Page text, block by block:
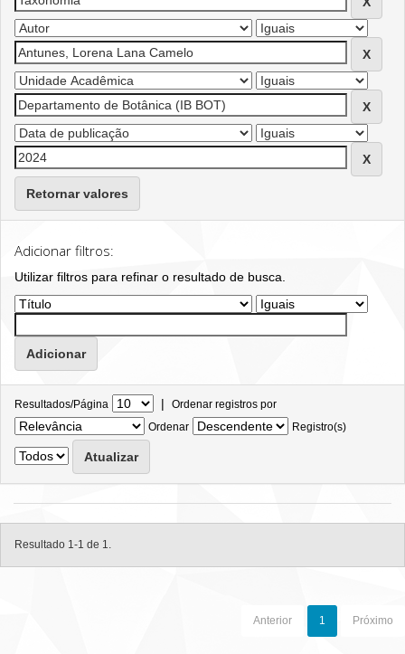
Retornar valores
Adicionar filtros:
Utilizar filtros para refinar o resultado de busca.
Resultados/Página | Ordenar registros por
Ordenar
Registro(s)
Resultado 1-1 de 1.
Anterior 1 Próximo